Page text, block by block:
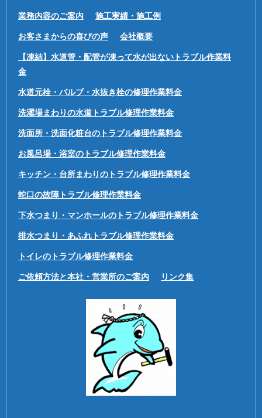
業務内容のご案内 施工実績・施工例
お客さまからの喜びの声 会社概要
【凍結】水道管・配管が凍って水が出ないトラブル作業料
金
水道元栓・バルブ・水抜き栓の修理作業料金
洗濯場まわりの水道トラブル修理作業料金
洗面所・洗面化粧台のトラブル修理作業料金
お風呂場・浴室のトラブル修理作業料金
キッチン・台所まわりのトラブル修理作業料金
蛇口の故障トラブル修理作業料金
下水つまり・マンホールのトラブル修理作業料金
排水つまり・あふれトラブル修理作業料金
トイレのトラブル修理作業料金
ご依頼方法と本社・営業所のご案内 リンク集